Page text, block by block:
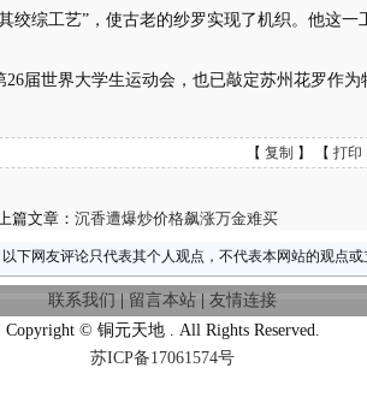
综工艺”，使古老的纱罗实现了机织。他这一
届世界大学生运动会，也已敲定苏州花罗作为
【 复制 】 【 打印
篇文章： 沉香遭爆炒价格飙涨万金难买
以下网友评论只代表其个人观点，不代表本网站的观点或
联系我们 留言本站
友情连接
Copyright © 铜元天地 . All Rights Reserved.
苏ICP备17061574号